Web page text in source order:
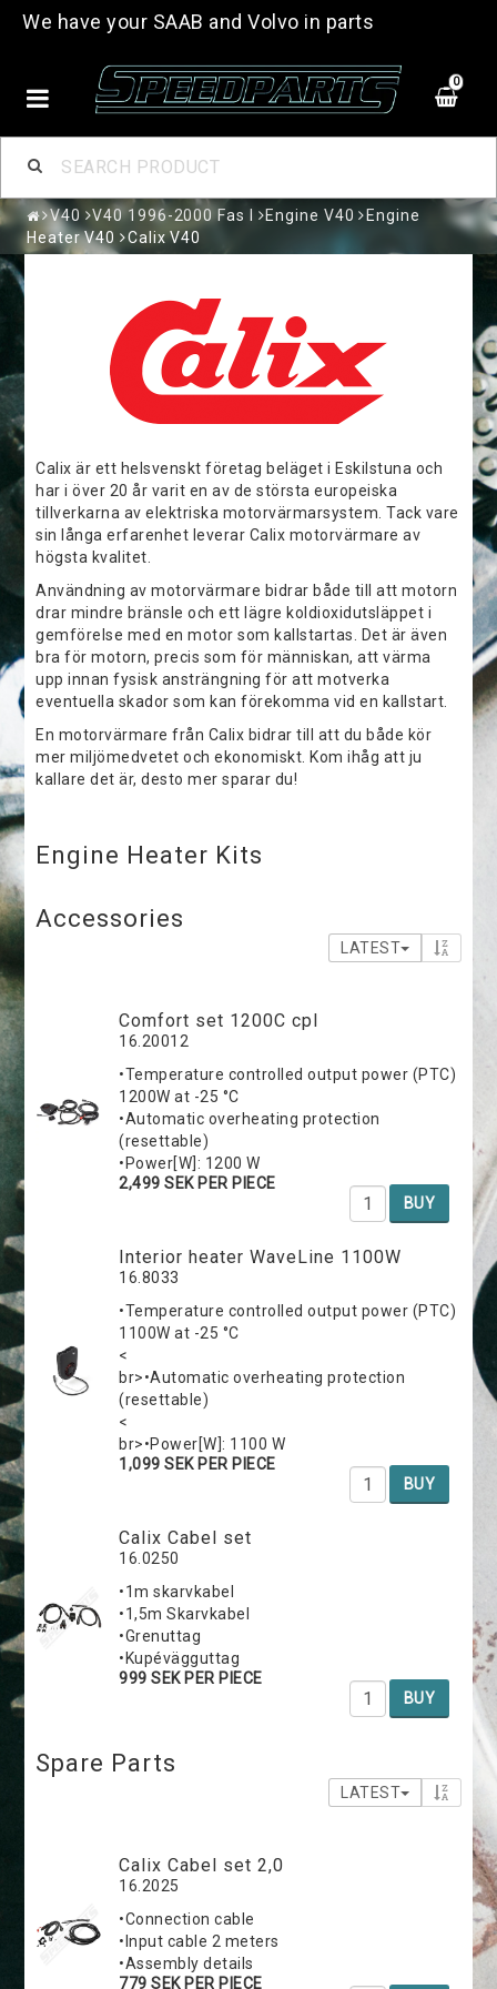
We have your SAAB and Volvo in parts
0
V40 V40 1996-2000 Fas I Engine V40
Engine
Heater V40
Calix V40
Calix är ett helsvenskt företag beläget i Eskilstuna och
har i över 20 år varit en av de största europeiska
tillverkarna av elektriska motorvärmarsystem. Tack vare
sin långa erfarenhet leverar Calix motorvärmare av
högsta kvalitet.
Användning av motorvärmare bidrar både till att motorn
drar mindre bränsle och ett lägre koldioxidutsläppet i
gemförelse med en motor som kallstartas. Det är även
bra för motorn, precis som för människan, att värma
upp innan fysisk ansträngning för att motverka
eventuella skador som kan förekomma vid en kallstart.
En motorvärmare från Calix bidrar till att du både kör
mer miljömedvetet och ekonomiskt. Kom ihåg att ju
kallare det är, desto mer sparar du!
Engine Heater Kits
Accessories
LATEST
Comfort set 1200C cpl
16.20012
•Temperature controlled output power (PTC)
1200W at -25 °C
•Automatic overheating protection
(resettable)
•Power[W]: 1200 W
2,499 SEK PER PIECE
BUY
Interior heater WaveLine 1100W
16.8033
•Temperature controlled output power (PTC)
1100W at -25 °C
<
br>•Automatic overheating protection
(resettable)
<
br>•Power[W]: 1100 W
1,099 SEK PER PIECE
BUY
Calix Cabel set
16.0250
•1m skarvkabel
•1,5m Skarvkabel
•Grenuttag
•Kupévägguttag
999 SEK PER PIECE
BUY
Spare Parts
LATEST
Calix Cabel set 2,0
16.2025
•Connection cable
•Input cable 2 meters
•Assembly details
779 SEK PER PIECE